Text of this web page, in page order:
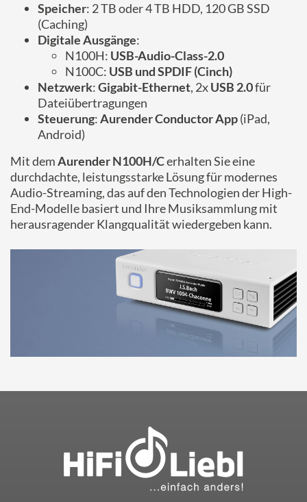
Speicher: 2 TB oder 4 TB HDD, 120 GB SSD
(Caching)
Digitale Ausgänge:
N100H: USB-Audio-Class-2.0
N100C: USB und SPDIF (Cinch)
Netzwerk:Gigabit-Ethernet, 2xUSB 2.0für
Dateiübertragungen
Steuerung:Aurender Conductor App(iPad,
Android)
Mit demAurender N100H/Cerhalten Sie eine
durchdachte, leistungsstarke Lösung für modernes
Audio-Streaming, das auf den Technologien der High-
End-Modelle basiert und Ihre Musiksammlung mit
herausragender Klangqualität wiedergeben kann.